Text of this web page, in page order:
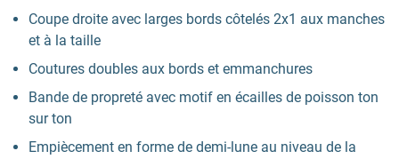
Coupe droite avec larges bords côtelés 2x1 aux manches
et à la taille
Coutures doubles aux bords et emmanchures
Bande de propreté avec motif en écailles de poisson ton
sur ton
Empiècement en forme de demi-lune au niveau de la